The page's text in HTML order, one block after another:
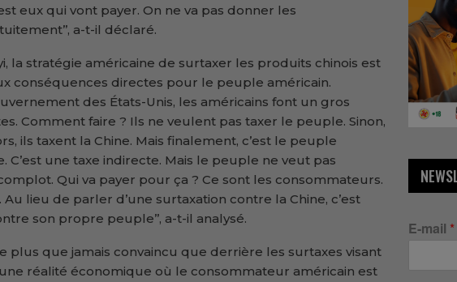
eux qui vont payer. On ne va pas donner les
a-t-il déclaré.
la stratégie américaine de surtaxer les produits chinois est
conséquences directes pour le peuple américain.
des États-Unis, les américains font un gros
Comment faire ? Ils ne veulent pas taxer le peuple. Sinon,
ils taxent la Chine. Mais finalement, c’est le peuple
C’est une taxe indirecte. Mais le peuple ne veut pas
Qui va payer pour ça ? Ce sont les consommateurs.
lieu de parler d’une surtaxation contre la Chine, c’est
son propre peuple’’, a-t-il analysé.
plus que jamais convaincu que derrière les surtaxes visant
réalité économique où le consommateur américain est
E-mail *